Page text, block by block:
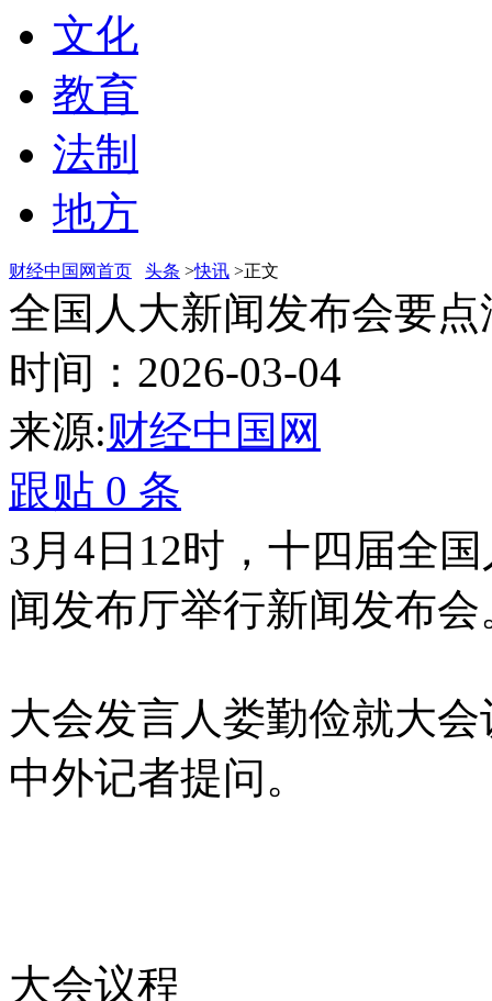
文化
教育
法制
地方
财经中国网首页 头条 >快讯 >正文
全国人大新闻发布会要点
时间：2026-03-04
来源:财经中国网
跟贴 0 条
3月4日12时，十四届全
闻发布厅举行新闻发布会
大会发言人娄勤俭就大
中外记者提问。
大会议程